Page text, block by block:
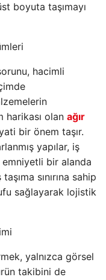
boyuta taşımayı
hacimli
harikası olan ağır
bir önem taşır.
yapılar, iş
emniyetli bir alanda
sınırına sahip
sağlayarak lojistik
yalnızca görsel
takibini de